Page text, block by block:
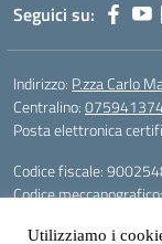
Seguici su:
Indirizzo: P.zza Carlo
Centralino:
Posta elettronica
Codice fiscale:
Codice
Utilizziamo i